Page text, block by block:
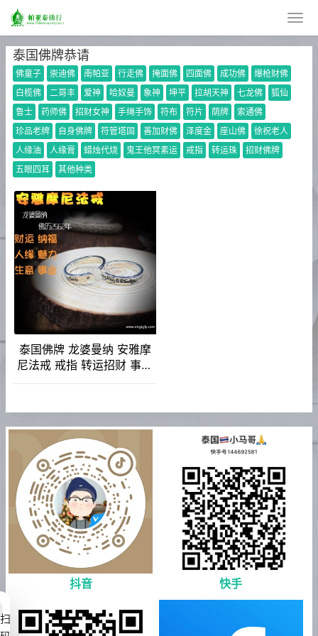
泰国佛牌恭请
佛童子 崇迪佛 南帕亚 行走佛 掩面佛 四面佛 成功佛
爆枪财佛
白榄佛
二哥丰 爱神 哈奴曼 象神 坤平 拉胡天神 七龙佛
狐仙
鲁士
药师佛 招财女神 手绳手饰 符布 符片 荫牌
索通佛
珍品老牌
自身佛牌 符管塔固 善加财佛 泽度金 座山佛
徐祝老人
人缘油
人缘膏 蜡烛代烧 鬼王他冥素运 戒指 转运珠
招财佛牌
五眼四耳
其他种类
泰国佛牌 龙婆曼纳 安雅摩
尼法戒 戒指 转运招财 事业
抖音 快手
扫